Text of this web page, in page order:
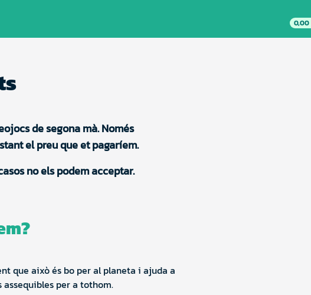
0,00
de segona mà. Només
el preu que et pagaríem.
no els podem acceptar.
que això és bo per al planeta i ajuda a
assequibles per a tothom.